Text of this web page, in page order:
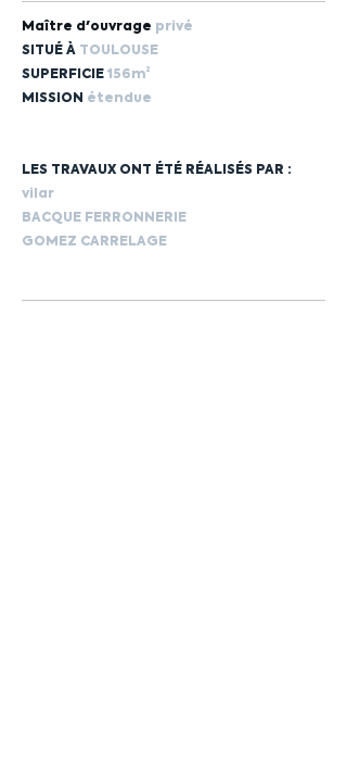
Maître d'ouvrage privé
SITUÉ À TOULOUSE
SUPERFICIE 156m²
MISSION étendue
LES TRAVAUX ONT ÉTÉ RÉALISÉS PAR :
vilar
BACQUE FERRONNERIE
GOMEZ CARRELAGE